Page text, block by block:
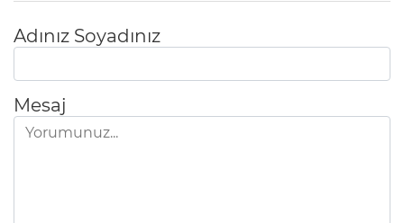
Adınız Soyadınız
Mesaj